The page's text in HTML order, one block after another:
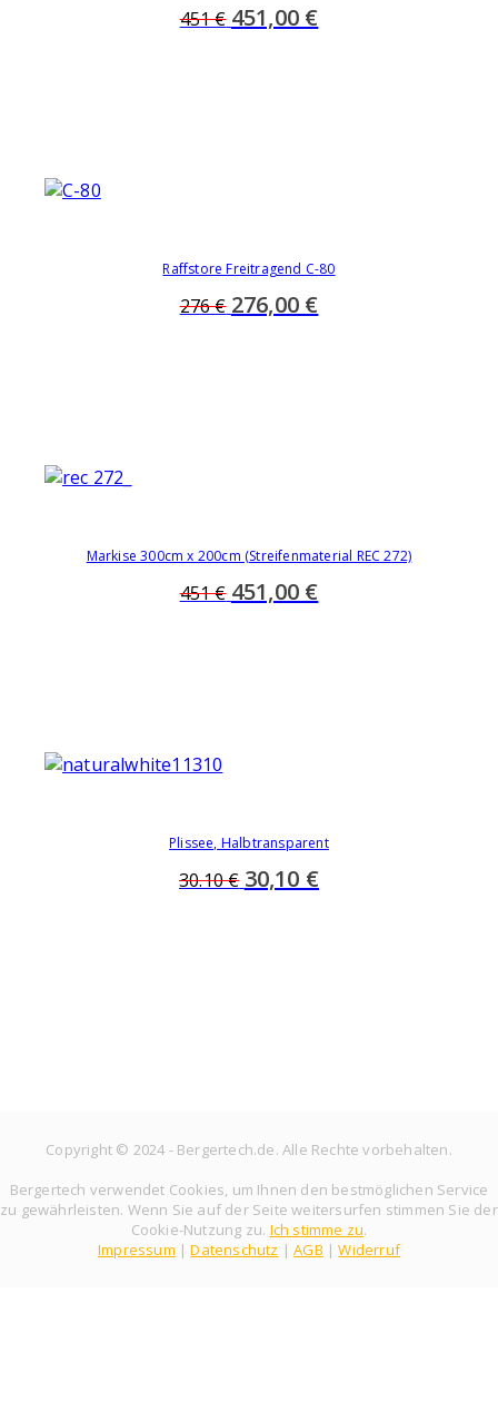
451 € 451,00 €
Raffstore Freitragend C-80
276 € 276,00 €
Markise 300cm x 200cm (Streifenmaterial REC 272)
451 € 451,00 €
Plissee, Halbtransparent
30.10 € 30,10 €
Copyright © 2024 - Bergertech.de. Alle Rechte vorbehalten.
Bergertech verwendet Cookies, um Ihnen den bestmöglichen Service
zu gewährleisten. Wenn Sie auf der Seite weitersurfen stimmen Sie der
Cookie-Nutzung zu. Ich stimme zu.
Impressum |Datenschutz |AGB |Widerruf